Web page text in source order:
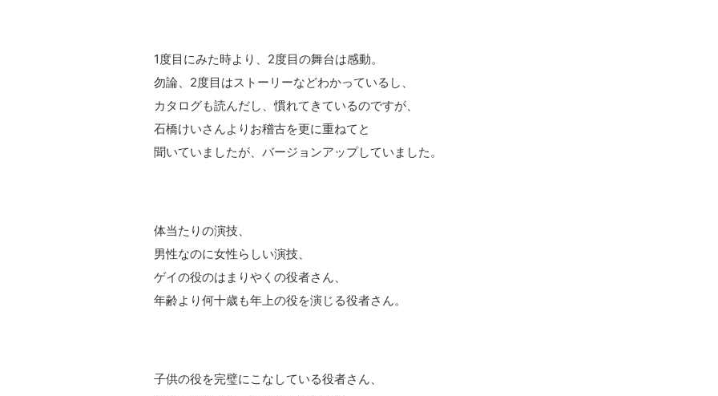
1度目にみた時より、2度目の舞台は感動。
勿論、2度目はストーリーなどわかっているし、
カタログも読んだし、慣れてきているのですが、
石橋けいさんよりお稽古を更に重ねてと
聞いていましたが、バージョンアップしていました。
体当たりの演技、
男性なのに女性らしい演技、
ゲイの役のはまりやくの役者さん、
年齢より何十歳も年上の役を演じる役者さん。
子供の役を完璧にこなしている役者さん、